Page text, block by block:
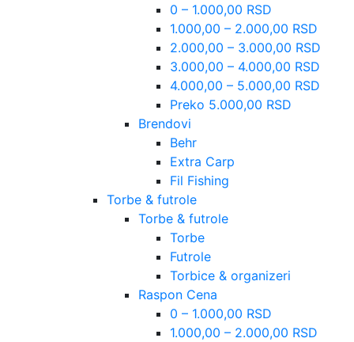
0 – 1.000,00 RSD
1.000,00 – 2.000,00 RSD
2.000,00 – 3.000,00 RSD
3.000,00 – 4.000,00 RSD
4.000,00 – 5.000,00 RSD
Preko 5.000,00 RSD
Brendovi
Behr
Extra Carp
Fil Fishing
Torbe & futrole
Torbe & futrole
Torbe
Futrole
Torbice & organizeri
Raspon Cena
0 – 1.000,00 RSD
1.000,00 – 2.000,00 RSD